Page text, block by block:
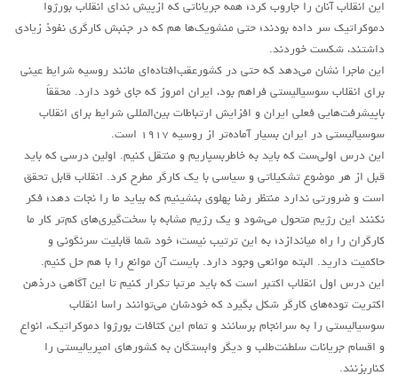
این انقلاب آنان را جاروب کرد؛ همه جریاناتی که ازپیش ندای انقلاب بورژوا
دموکراتیک سر داده بودند؛ حتی منشویک‌ها هم که در جنبش کارگری نفوذ زیادی
داشتند، شکست خوردند.
این ماجرا نشان می‌دهد که حتی در کشورعقب‌افتاده‌ای مانند روسیه ‌شرایط عینی
برای انقلاب سوسیالیستی فراهم بود، ایران امروز که جای خود دارد. محققاً
باپیشرفت‌هایی فعلی ایران و افزایش ارتباطات بین‌المللی شرایط برای انقلاب
سوسیالیستی در ایران بسیار آماده‌تر از روسیه ۱۹۱۷ است.
این درس اولی‌ست که باید به خاطربسپاریم و منتقل کنیم. اولین درسی که باید
قبل از هر موضوع تشکیلاتی و سیاسی با یک کارگر مطرح کرد. انقلاب قابل تحقق
است و ضرورتی ندارد منتظر رضا پهلوی بنشینیم که بیاید ما را نجات دهد؛ فکر
نکنند این رژیم متحول می‌شود و یک رژیم مشابه با سخت‌گیری‌های کم‌تر کار ما
کارگران را راه میاندازد؛ به این ترتیب نیست؛ خود شما قابلیت سرنگونی و
حاکمیت دارید. البته موانعی وجود دارد. بایست آن موانع را با هم حل کنیم.
این درس اول انقلاب اکتبر است که باید مرتبا تکرار کنیم تا این آگاهی درذهن
اکثریت توده‌های کارگر شکل بگیرد که خودشان می‌‌توانند راسا انقلاب
سوسیالیستی را به سرانجام برسانند و تمام این کثافات بورژوا دموکراتیک، انواع
و اقسام جریانات سلطنت‌طلب و دیگر وابستگان به کشورهای امپریالیستی را
کناربزنند.